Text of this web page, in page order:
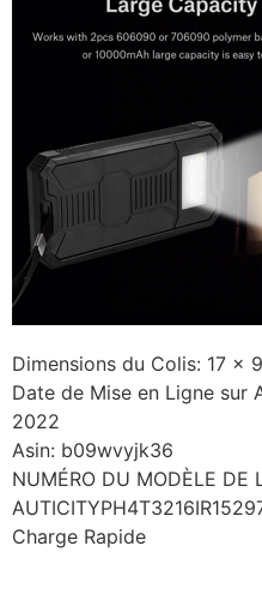
Dimensions du Colis: 17 x
Date de Mise en Ligne sur
2022
Asin: b09wvyjk36
NUMÉRO DU MODÈLE DE
Charge Rapide